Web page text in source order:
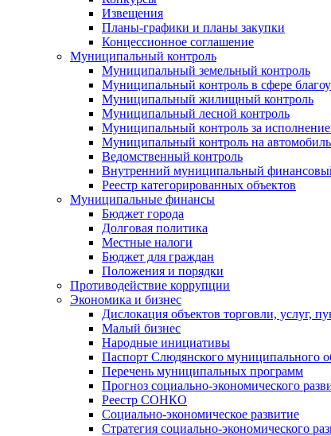
Извещения
Планы-графики и планы закупки
Концессионное соглашение
Муниципальный контроль
Муниципальный земельный контроль
Муниципальный контроль в сфере
Муниципальный жилищный контроль
Муниципальный лесной контроль
Муниципальный контроль за
Муниципальный контроль на
Ведомственный контроль
Внутренний муниципальный
Реестр категорированных объектов
Муниципальные финансы
Бюджет города
Долговая политика
Местные налоги
Бюджет для граждан
Положения и порядки
Противодействие коррупции
Экономика и бизнес
Дислокация объектов торговли, услуг,
Малый бизнес
Народные инициативы
Паспорт Слюдянского муниципального
Перечень муниципальных программ
Прогноз социально-экономического
Реестр СОНКО
Социально-экономическое развитие
Стратегия социально-экономического